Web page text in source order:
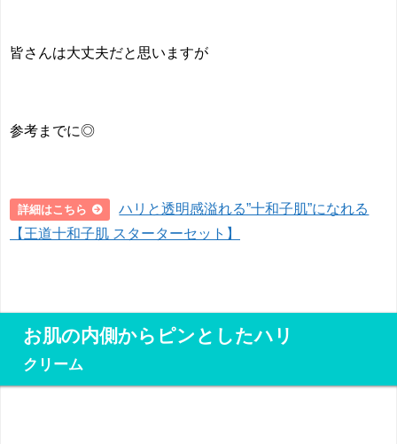
皆さんは大丈夫だと思いますが
参考までに◎
詳細はこちら
ハリと透明感溢れる”十和子肌”になれる
【王道十和子肌 スターターセット】
お肌の内側からピンとしたハリ
クリーム